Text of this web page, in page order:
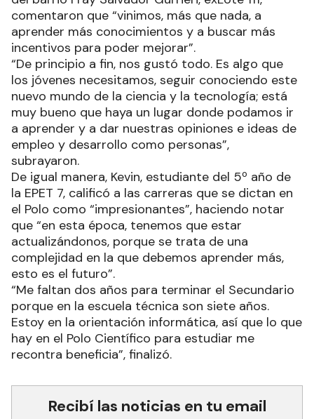
comentaron que “vinimos, más que nada, a
aprender más conocimientos y a buscar más
incentivos para poder mejorar”.
“De principio a fin, nos gustó todo. Es algo que
los jóvenes necesitamos, seguir conociendo este
nuevo mundo de la ciencia y la tecnología; está
muy bueno que haya un lugar donde podamos ir
a aprender y a dar nuestras opiniones e ideas de
empleo y desarrollo como personas”,
subrayaron.
De igual manera, Kevin, estudiante del 5º año de
la EPET 7, calificó a las carreras que se dictan en
el Polo como “impresionantes”, haciendo notar
que “en esta época, tenemos que estar
actualizándonos, porque se trata de una
complejidad en la que debemos aprender más,
esto es el futuro”.
“Me faltan dos años para terminar el Secundario
porque en la escuela técnica son siete años.
Estoy en la orientación informática, así que lo que
hay en el Polo Científico para estudiar me
recontra beneficia”, finalizó.
Recibí las noticias en tu email